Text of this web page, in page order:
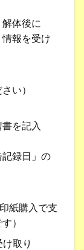
体後に
情報を受け
い）
を記入
記録日」の
紙購入で支
）
取り